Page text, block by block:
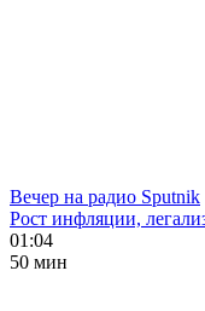
Вечер на радио Sputnik
Рост инфляции,
01:04
50 мин